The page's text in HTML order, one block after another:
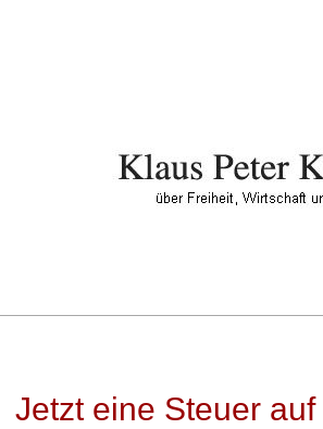
Jetzt eine Steuer auf